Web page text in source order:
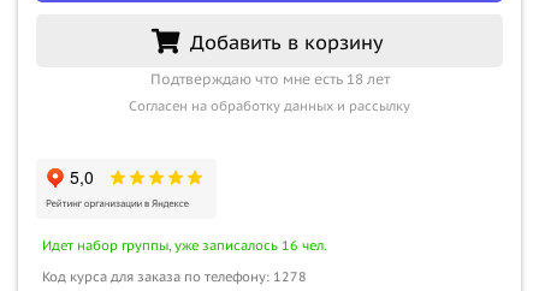
Добавить в корзину
Подтверждаю что мне есть 18 лет
Согласен на обработку данных и рассылку
Идет набор группы, уже записалось 16 чел.
Код курса для заказа по телефону: 1278